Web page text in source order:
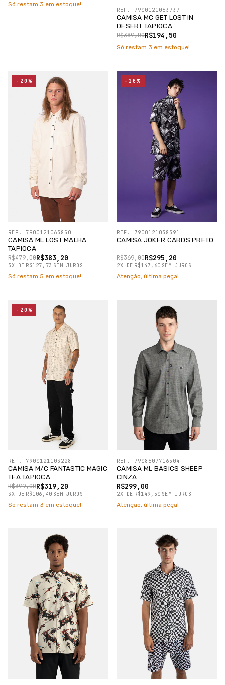
Só restam 3 em estoque!
CAMISA MC GET LOST IN
DESERT TAPIOCA
R$194,50
R$389,00
REF. 7900121063737
Só restam 3 em estoque!
CAMISA ML LOST MALHA
TAPIOCA
R$383,20
R$479,00
3X DE R$127,73 SEM JUROS
REF. 7900121063850
-20%
Só restam 5 em estoque!
CAMISA JOKER CARDS PRETO
R$295,20
R$369,00
2X DE R$147,60 SEM JUROS
REF. 7900121038391
-20%
Atenção, última peça!
CAMISA M/C FANTASTIC MAGIC
TEA TAPIOCA
R$319,20
R$399,00
3X DE R$106,40 SEM JUROS
REF. 7900121103228
-20%
Só restam 3 em estoque!
CAMISA ML BASICS SHEEP
CINZA
R$299,00
2X DE R$149,50 SEM JUROS
REF. 7908607716504
Atenção, última peça!